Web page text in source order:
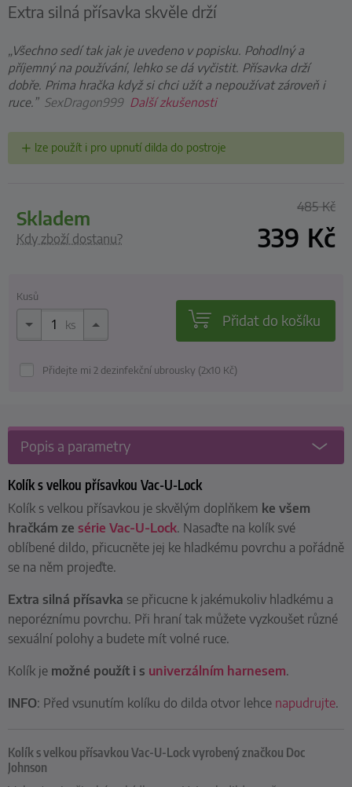
Extra silná přísavka skvěle drží
„Všechno sedí tak jak je uvedeno v popisku. Pohodlný a
příjemný na používání, lehko se dá vyčistit. Přísavka drží
dobře. Prima hračka když si chci užít a nepoužívat zároveň i
ruce.” SexDragon999 Další zkušenosti
lze použít i pro upnutí dilda do postroje
skladem
Kdy zboží dostanu?
485Kč
339 Kč
Kusů
ks Přidat do košíku
Přidejte mi 2 dezinfekční ubrousky (2x10 Kč)
Popis a parametry
Kolík s velkou přísavkou Vac-U-Lock
Kolík s velkou přísavkou je skvělým doplňkem ke všem
hračkám ze série Vac-U-Lock. Nasaďte na kolík své
oblíbené dildo, přicucněte jej ke hladkému povrchu a pořádně
se na něm projeďte.
Extra silná přísavka se přicucne k jakémukoliv hladkému a
neporéznímu povrchu. Při hraní tak můžete vyzkoušet různé
sexuální polohy a budete mít volné ruce.
Kolík je možné použít i s univerzálním harnesem.
INFO: Před vsunutím kolíku do dilda otvor lehce napudrujte.
Kolík s velkou přísavkou Vac-U-Lock vyrobený značkou Doc
Johnson